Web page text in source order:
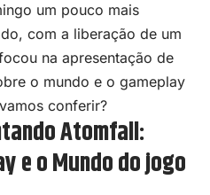
um pouco mais
com a liberação de um
na apresentação de
o mundo e o gameplay
conferir?
Atomfall:
e o Mundo do jogo